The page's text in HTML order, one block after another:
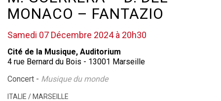
MONACO – FANTAZIO
Samedi 07 Décembre 2024 à 20h30
Cité de la Musique, Auditorium
4 rue Bernard du Bois - 13001 Marseille
Concert - Musique du monde
ITALIE / MARSEILLE